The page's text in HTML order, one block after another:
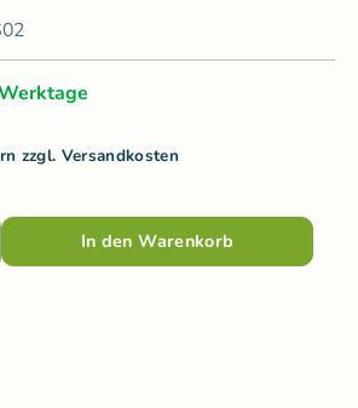
Voggenreiter
Weizenkorn
Wooden Story
zzgl. Versandkosten
In den Warenkorb